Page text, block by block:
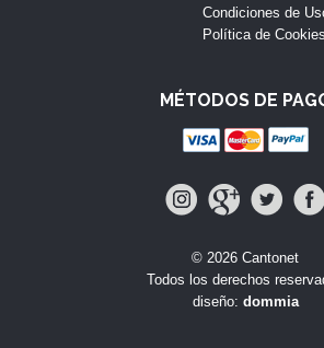
Condiciones de
Política de Cookies
MÉTODOS DE
© 2026 Cantonet
Todos los derechos
diseño: dommia